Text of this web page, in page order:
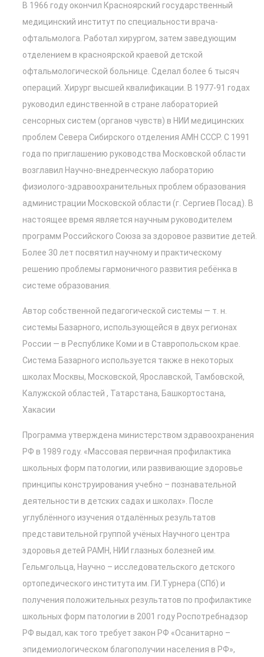
В 1966 году окончил Красноярский государственный
медицинский институт по специальности врача-
офтальмолога. Работал хирургом, затем заведующим
отделением в красноярской краевой детской
офтальмологической больнице. Сделал более 6 тысяч
операций. Хирург высшей квалификации. В 1977-91 годах
руководил единственной в стране лабораторией
сенсорных систем (органов чувств) в НИИ медицинских
проблем Севера Сибирского отделения АМН СССР. С 1991
года по приглашению руководства Московской области
возглавил Научно-внедренческую лабораторию
физиолого-здравоохранительных проблем образования
администрации Московской области (г. Сергиев Посад). В
настоящее время является научным руководителем
программ Российского Союза за здоровое развитие детей.
Более 30 лет посвятил научному и практическому
решению проблемы гармоничного развития ребёнка в
системе образования.
Автор собственной педагогической системы — т. н.
системы Базарного, использующейся в двух регионах
России — в Республике Коми и в Ставропольском крае.
Система Базарного используется также в некоторых
школах Москвы, Московской, Ярославской, Тамбовской,
Калужской областей , Татарстана, Башкортостана,
Хакасии
Программа утверждена министерством здравоохранения
РФ в 1989 году. «Массовая первичная профилактика
школьных форм патологии, или развивающие здоровье
принципы конструирования учебно – познавательной
деятельности в детских садах и школах». После
углублённого изучения отдалённых результатов
представительной группой учёных Научного центра
здоровья детей РАМН, НИИ глазных болезней им.
Гельмгольца, Научно – исследовательского детского
ортопедического института им. Г.И.Турнера (СПб) и
получения положительных результатов по профилактике
школьных форм патологии в 2001 году Роспотребнадзор
РФ выдал, как того требует закон РФ «Осанитарно –
эпидемиологическом благополучии населения в РФ»,